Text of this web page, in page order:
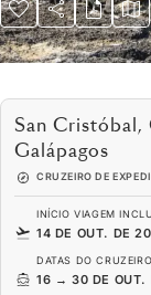
San Cristóbal,
Galápagos
CRUZEIRO DE
INÍCIO VIAGEM
14 DE OUT. DE
DATAS DO CRUZEIRO
16 → 30 DE OUT.